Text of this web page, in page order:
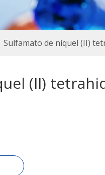
Sulfamato de níquel (II)
(II)